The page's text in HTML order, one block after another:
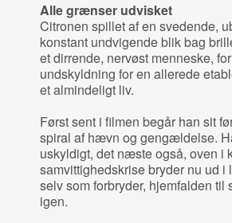
Alle grænser udvisket
Citronen spillet af en svedende,
konstant undvigende blik bag
et dirrende, nervøst menneske,
undskyldning for en allerede
et almindeligt liv.
Først sent i filmen begår han sit
spiral af hævn og gengældelse.
uskyldigt, det næste også, oven i
samvittighedskrise bryder nu ud
selv som forbryder, hjemfalden
igen.